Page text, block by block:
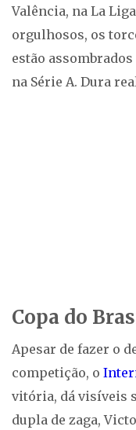
Valência, na La
orgulhosos, os
estão
na Série A. Dura
Copa do
Apesar de fazer o
competição, o
vitória, dá visíveis
dupla de zaga,